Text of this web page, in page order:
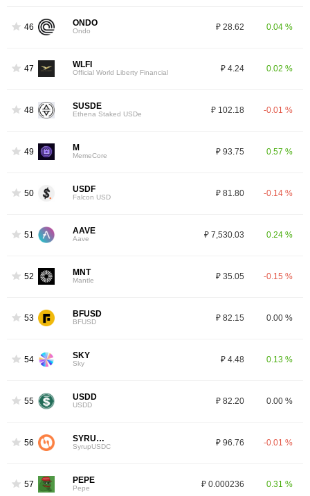
46 ONDO
Ondo ₽ 28.62 0.04 %
47 WLFI
Official World Liberty Financial ₽ 4.24 0.02 %
48 SUSDE
Ethena Staked USDe ₽ 102.18 -0.01 %
49 M
MemeCore ₽ 93.75 0.57 %
50 USDF
Falcon USD ₽ 81.80 -0.14 %
51 AAVE
Aave ₽ 7,530.03 0.24 %
52 MNT
Mantle ₽ 35.05 -0.15 %
53 BFUSD
BFUSD ₽ 82.15 0.00 %
54 SKY
Sky ₽ 4.48 0.13 %
55 USDD
USDD ₽ 82.20 0.00 %
56 SYRUPUSDC
SyrupUSDC ₽ 96.76 -0.01 %
57 PEPE
Pepe ₽ 0.000236 0.31 %